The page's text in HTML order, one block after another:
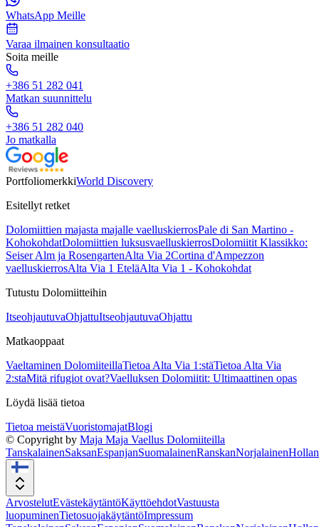
WhatsApp Meille
Varaa ilmainen konsultaatio
Soita meille
+386 51 282 041
Matkan suunnittelu
+386 51 282 040
Jo matkalla
PortfoliomerkkiWorld Discovery
Esitellyt retket
Dolomiittien majasta majalle vaelluskierrosPale di San Martino -
KohokohdatDolomiittien luksusvaelluskierrosDolomiitit Klassikko:
Seiser Alm ja RosengartenAlta Via 2Cortina d'Ampezzon
vaelluskierrosAlta Via 1 EteläAlta Via 1 - Kohokohdat
Tutustu Dolomiitteihin
ItseohjautuvaOhjattuItseohjautuvaOhjattu
Matkaoppaat
Vaeltaminen DolomiiteillaTietoa Alta Via 1:stäTietoa Alta Via
2:staMitä rifugiot ovat?Vaelluksen Dolomiitit: Ultimaattinen opas
Löydä lisää tietoa
Tietoa meistäVuoristomajatBlogi
© Copyright by Maja Maja Vaellus Dolomiiteilla
TanskalainenSaksanEspanjanSuomalainenRanskanNorjalainen
ArvostelutEvästekäytäntöKäyttöehdotVastuusta
luopuminenTietosuojakäytäntöImpressum